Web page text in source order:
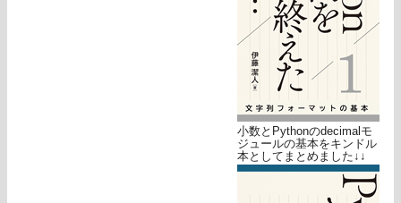
小数とPythonのdecimalモ
ジュールの基本をキンドル
本としてまとめました↓↓